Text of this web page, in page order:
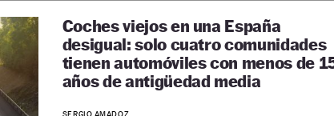
Coches viejos en una España
desigual: solo cuatro comunidades
tienen automóviles con menos de
años de antigüedad media
SERGIO AMADOZ